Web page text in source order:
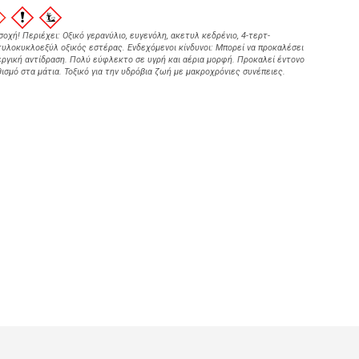
Περιέχει: Οξικό γερανύλιο, ευγενόλη, ακετυλ κεδρένιο, 4-τερτ-
οξικός εστέρας. Ενδεχόμενοι κίνδυνοι: Μπορεί να προκαλέσει
αντίδραση. Πολύ εύφλεκτο σε υγρή και αέρια μορφή. Προκαλεί έντονο
στα μάτια. Τοξικό για την υδρόβια ζωή με μακροχρόνιες συνέπειες.